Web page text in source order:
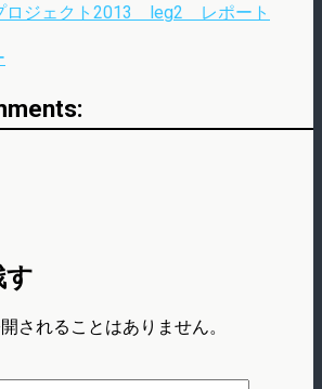
ロジェクト2013 leg2 レポート
す
されることはありません。